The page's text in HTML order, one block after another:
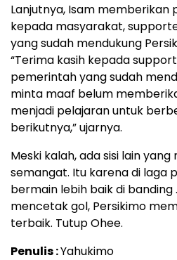
Lanjutnya, Isam memberikan
kepada masyarakat,
yang sudah mendukung
“Terima kasih kepada
pemerintah yang sudah
minta maaf belum
menjadi pelajaran untuk
berikutnya,” ujarnya.
Meski kalah, ada sisi lain
semangat. Itu karena di laga
bermain lebih baik di banding
mencetak gol, Persikimo
terbaik. Tutup Ohee.
Penulis :Yahukimo